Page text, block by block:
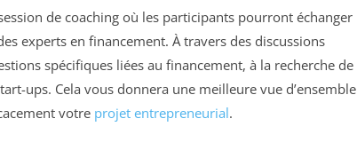
de coaching où les participants pourront échanger
experts en financement. À travers des discussions
spécifiques liées au financement, à la recherche de
ups. Cela vous donnera une meilleure vue d’ensemble
votre projet entrepreneurial.